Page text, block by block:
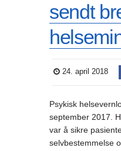
sendt
24. april 2018
Psykisk
september 2017.
var å sikre
selvbestemmelse